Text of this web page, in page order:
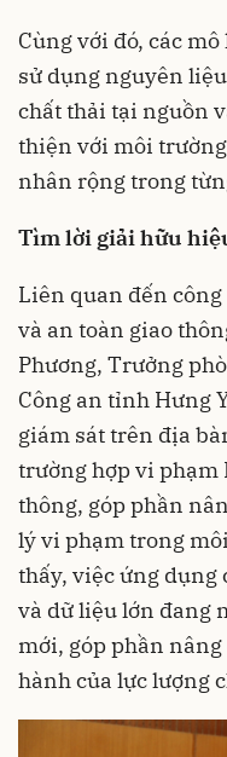
Cùng với đó, các
sử dụng nguyên
chất thải tại nguồn
thiện với môi
nhân rộng trong
Tìm lời giải hữu
Liên quan đến
và an toàn giao
Phương, Trưởng
Công an tỉnh Hưng
giám sát trên địa
trường hợp vi phạm
thông, góp phần
lý vi phạm trong
thấy, việc ứng dụng
và dữ liệu lớn đang
mới, góp phần
hành của lực lượng